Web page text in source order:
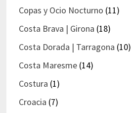
Copas y Ocio Nocturno (11)
Costa Brava | Girona (18)
Costa Dorada | Tarragona (10)
Costa Maresme(14)
Costura (1)
Croacia (7)